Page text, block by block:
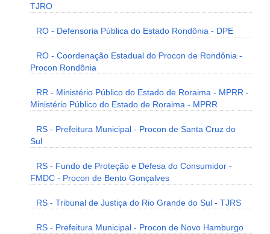
TJRO
RO - Defensoria Pública do Estado Rondônia - DPE
RO - Coordenação Estadual do Procon de Rondônia -
Procon Rondônia
RR - Ministério Público do Estado de Roraima - MPRR -
Ministério Público do Estado de Roraima - MPRR
RS - Prefeitura Municipal - Procon de Santa Cruz do
Sul
RS - Fundo de Proteção e Defesa do Consumidor -
FMDC - Procon de Bento Gonçalves
RS - Tribunal de Justiça do Rio Grande do Sul - TJRS
RS - Prefeitura Municipal - Procon de Novo Hamburgo